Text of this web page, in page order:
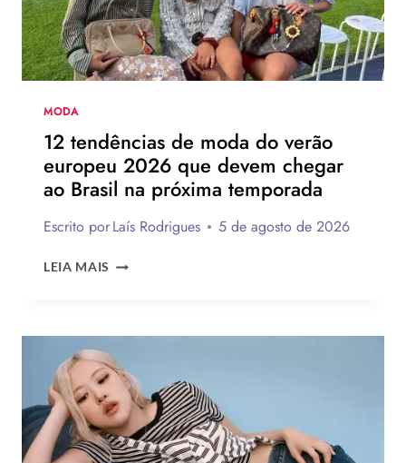
MODA
12 tendências de moda do verão
europeu 2026 que devem chegar
ao Brasil na próxima temporada
Escrito porLaís Rodrigues 5 de agosto de 2026
LEIA MAIS
DO
VERÃO
EUROPEU
2026
QUE
DEVEM
CHEGAR